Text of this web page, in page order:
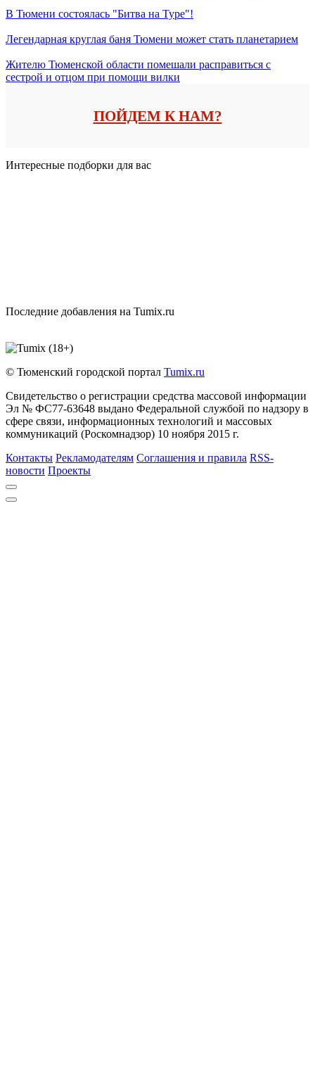
В Тюмени состоялась "Битва на Туре"!
Легендарная круглая баня Тюмени может стать планетарием
Жителю Тюменской области помешали расправиться с
сестрой и отцом при помощи вилки
ПОЙДЕМ К НАМ?
Интересные подборки для вас
Последние добавления на Tumix.ru
© Тюменский городской портал Tumix.ru
Свидетельство о регистрации средства массовой информации
Эл № ФС77-63648 выдано Федеральной службой по надзору в
сфере связи, информационных технологий и массовых
коммуникаций (Роскомнадзор) 10 ноября 2015 г.
Контакты Рекламодателям Соглашения и правила RSS-
новости Проекты